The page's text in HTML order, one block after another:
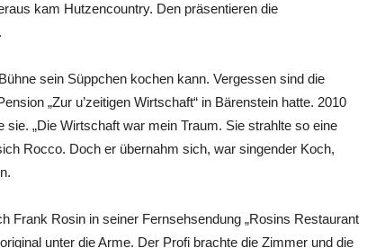
kam Hutzencountry. Den präsentieren die
sein Süppchen kochen kann. Vergessen sind die
„Zur u’zeitigen Wirtschaft“ in Bärenstein hatte. 2010
„Die Wirtschaft war mein Traum. Sie strahlte so eine
Rocco. Doch er übernahm sich, war singender Koch,
Frank Rosin in seiner Fernsehsendung „Rosins Restaurant
unter die Arme. Der Profi brachte die Zimmer und die